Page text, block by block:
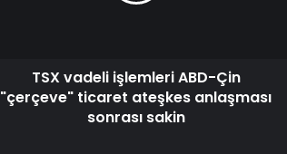
TSX vadeli işlemleri ABD-Çin
"çerçeve" ticaret ateşkes anlaşması
sonrası sakin